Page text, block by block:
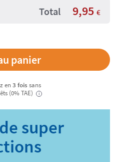
Total 9,95 €
en 3 fois sans
(0% TAE)
i